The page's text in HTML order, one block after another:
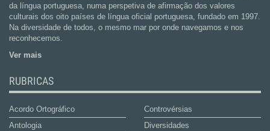
da língua portuguesa, numa perspetiva de afirmação dos valores
culturais dos oito países de língua oficial portuguesa, fundado em 1997.
Na diversidade de todos, o mesmo mar por onde navegamos e nos
reconhecemos.
Ver mais
RUBRICAS
Acordo Ortográfico
Antologia
Controvérsias
Diversidades